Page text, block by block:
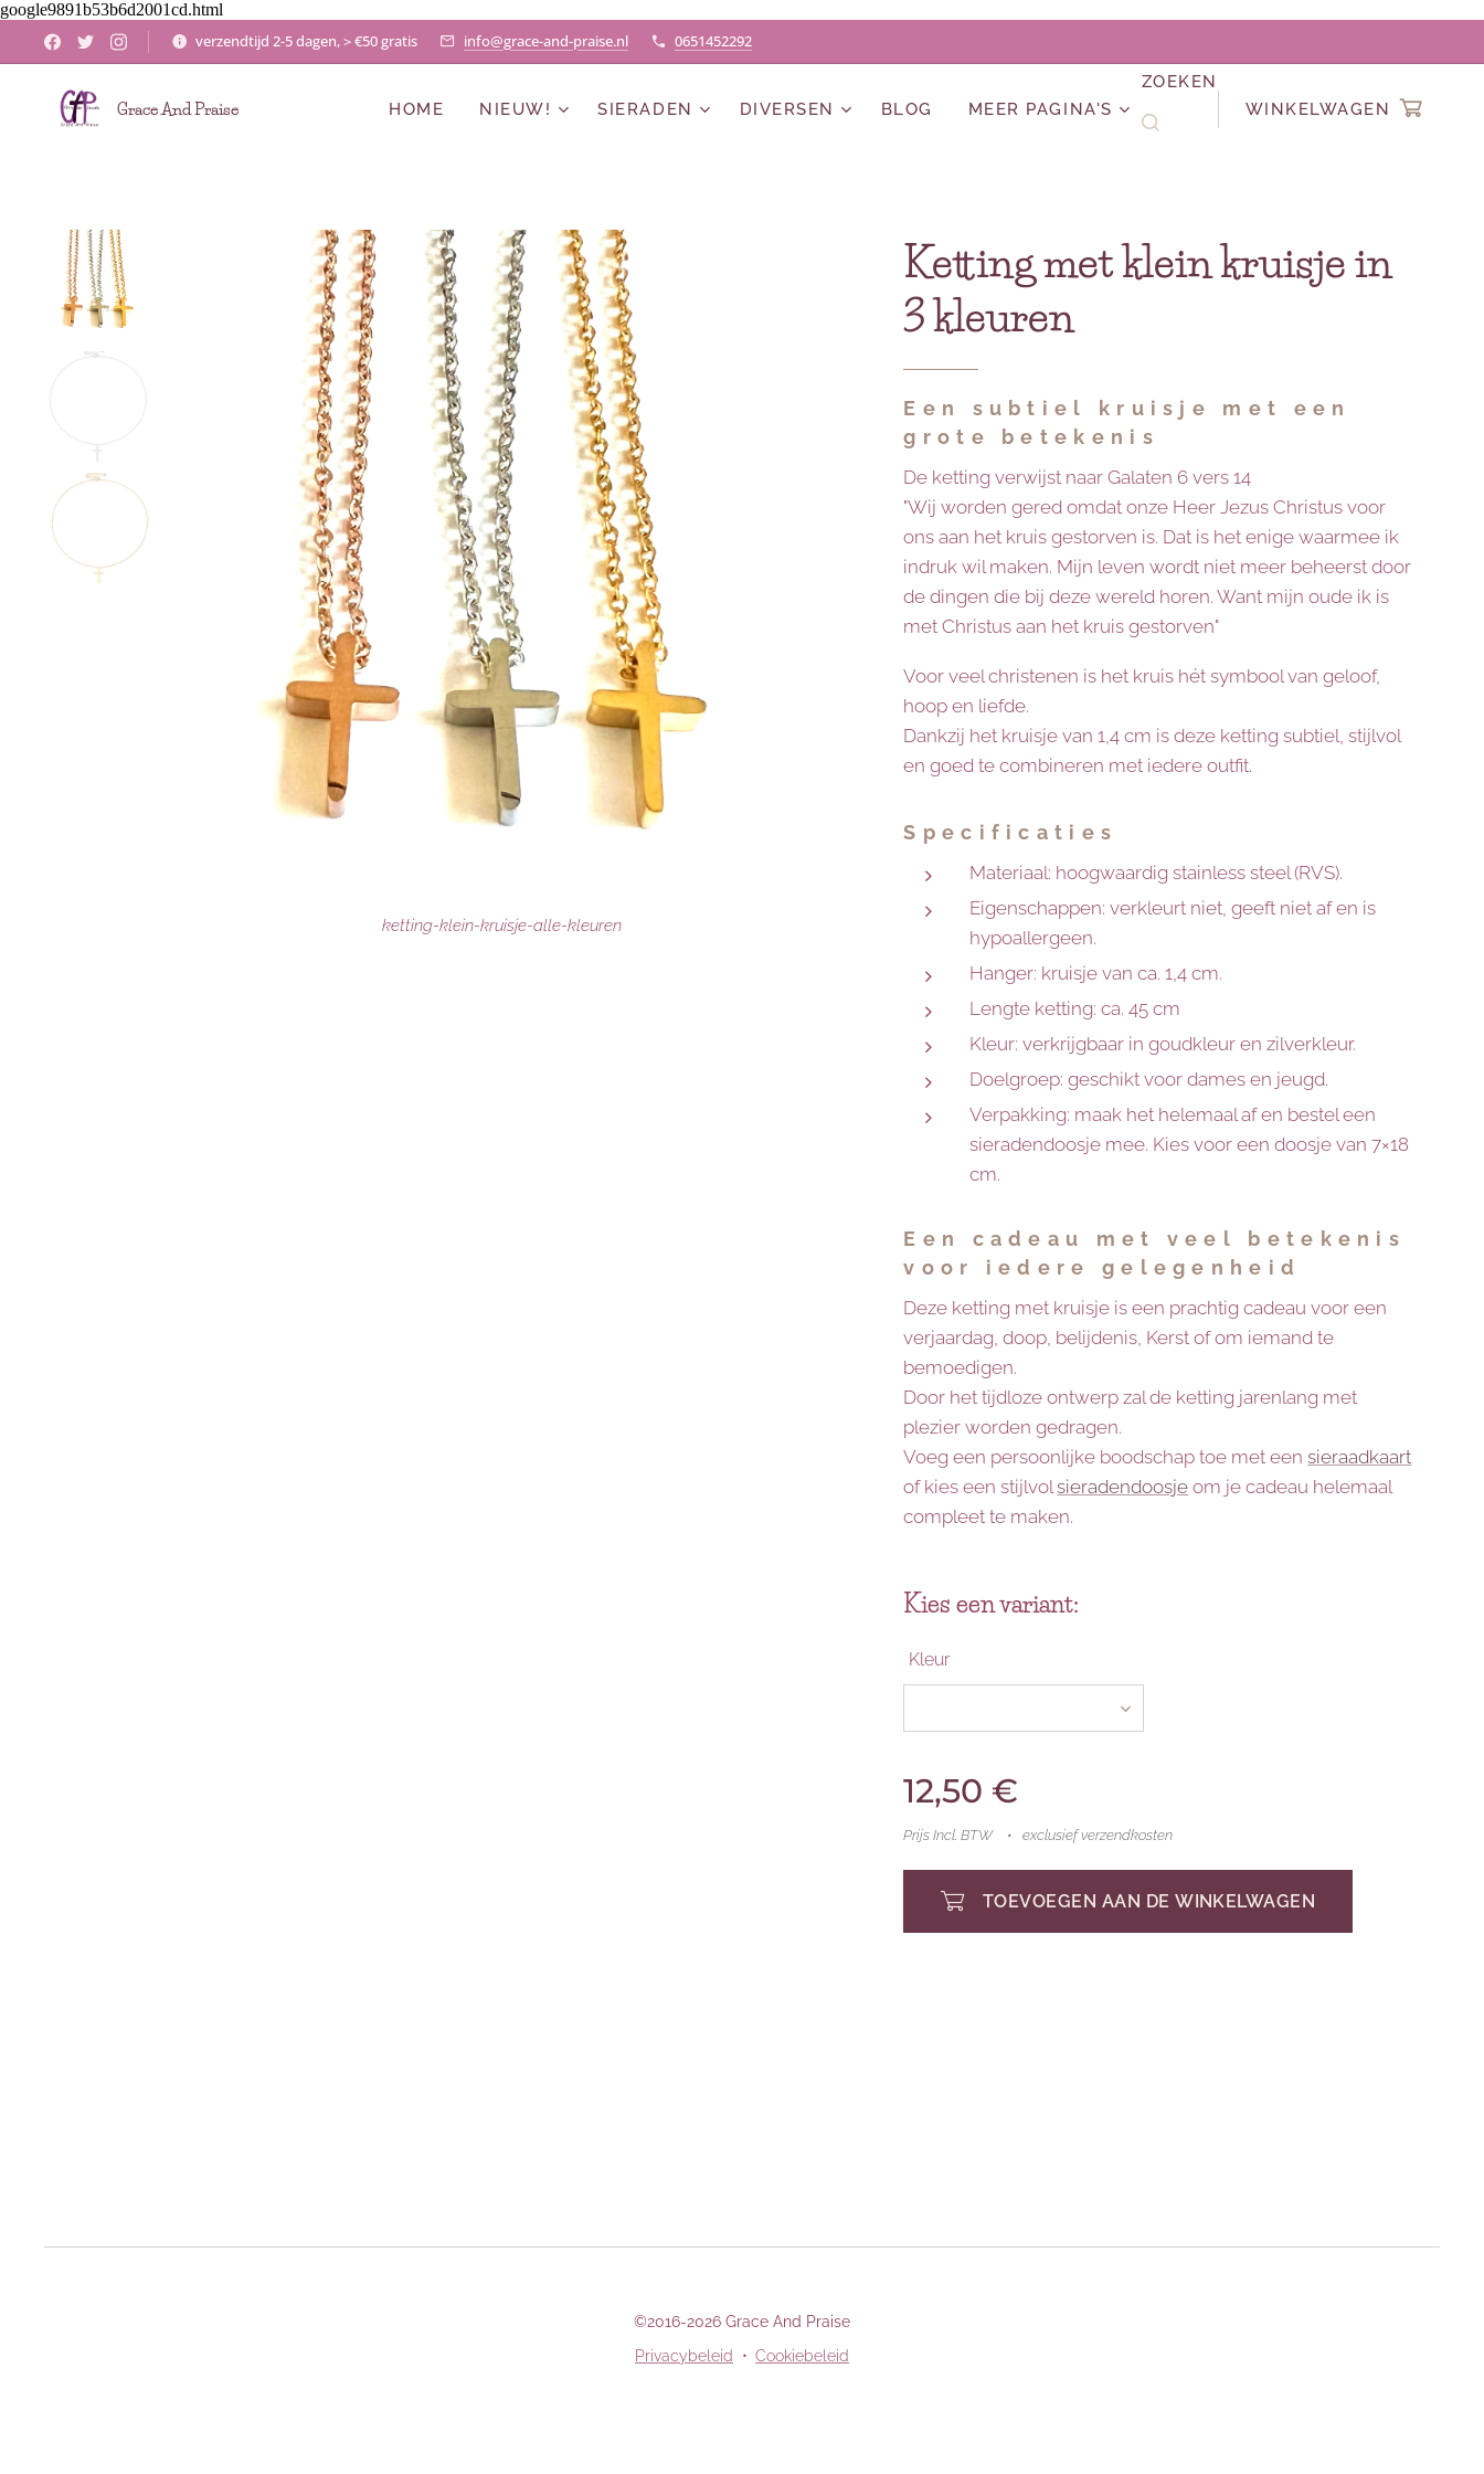
google9891b53b6d2001cd.html
verzendtijd 2-5 dagen, > €50 gratis info@grace-and-praise.nl 0651452292
Grace And Praise HOME NIEUW! SIERADEN DIVERSEN BLOG MEER PAGINA'S
ZOEKEN
WINKELWAGEN
Ketting met klein kruisje in
3 kleuren
ketting-klein-kruisje-alle-kleuren
Een subtiel kruisje met een
grote betekenis
De ketting verwijst naar Galaten 6 vers 14
"Wij worden gered omdat onze Heer Jezus Christus voor
ons aan het kruis gestorven is. Dat is het enige waarmee ik
indruk wil maken. Mijn leven wordt niet meer beheerst door
de dingen die bij deze wereld horen. Want mijn oude ik is
met Christus aan het kruis gestorven"
Voor veel christenen is het kruis hét symbool van geloof,
hoop en liefde.
Dankzij het kruisje van 1,4 cm is deze ketting subtiel, stijlvol
en goed te combineren met iedere outfit.
Specificaties
Materiaal: hoogwaardig stainless steel (RVS).
Eigenschappen: verkleurt niet, geeft niet af en is
hypoallergeen.
Hanger: kruisje van ca. 1,4 cm.
Lengte ketting: ca. 45 cm
Kleur: verkrijgbaar in goudkleur en zilverkleur.
Doelgroep: geschikt voor dames en jeugd.
Verpakking: maak het helemaal af en bestel een
sieradendoosje mee. Kies voor een doosje van 7×18
cm.
Een cadeau met veel betekenis
voor iedere gelegenheid
Deze ketting met kruisje is een prachtig cadeau voor een
verjaardag, doop, belijdenis, Kerst of om iemand te
bemoedigen.
Door het tijdloze ontwerp zal de ketting jarenlang met
plezier worden gedragen.
Voeg een persoonlijke boodschap toe met eensieraadkaart
of kies een stijlvolsieradendoosje om je cadeau helemaal
compleet te maken.
Kies een variant:
Kleur
12,50 €
Prijs Incl. BTW exclusief verzendkosten
TOEVOEGEN AAN DE WINKELWAGEN
©2016-2026 Grace And Praise
Privacybeleid
Cookiebeleid